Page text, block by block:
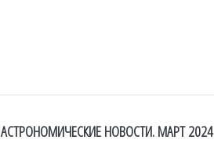
АСТРОНОМИЧЕСКИЕ НОВОСТИ. МАРТ 2024